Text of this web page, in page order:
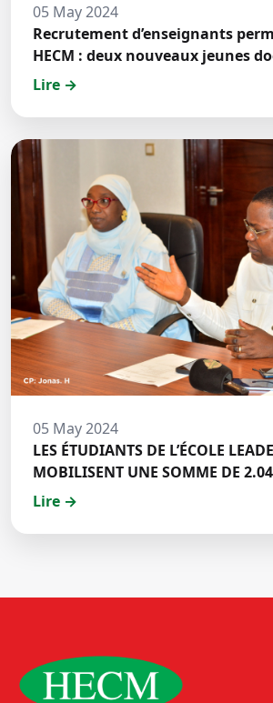
05 May 2024
Recrutement d’enseignants
HECM : deux nouveaux jeunes docteurs ont
prêté́ serment
Lire →
05 May 2024
LES ÉTUDIANTS DE L’ÉCOLE
MOBILISENT UNE SOMME DE
POUR LE FONDS ZÉRO
DE HECM
Lire →